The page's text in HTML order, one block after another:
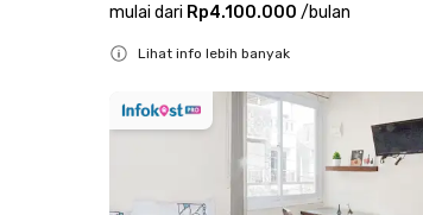
mulai dari Rp4.100.000 /bulan
Lihat info lebih banyak